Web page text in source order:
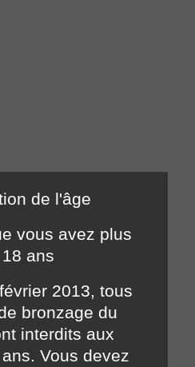
de l'âge
vous avez plus
ans
2013, tous
bronzage du
interdits aux
Vous devez